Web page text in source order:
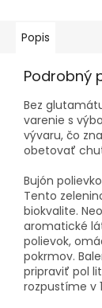
Popis
Podrobný
Bez
varenie s
vývaru, čo
obetovať
Bujón
Tento
biokvalite.
aromatické
polievok,
pokrmov.
pripraviť pol
rozpustíme v